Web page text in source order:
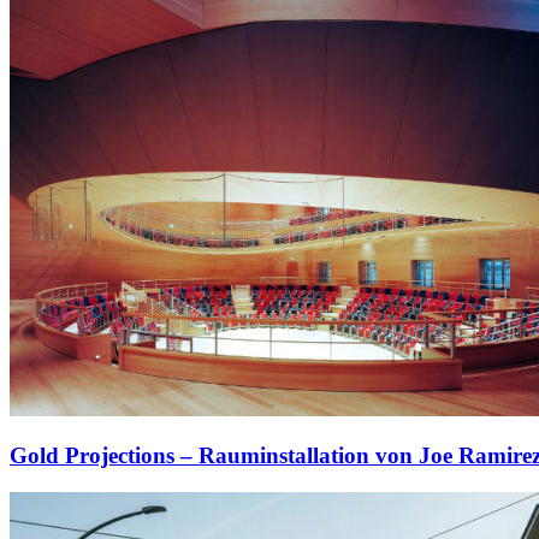
Gold Projections – Rauminstallation von Joe